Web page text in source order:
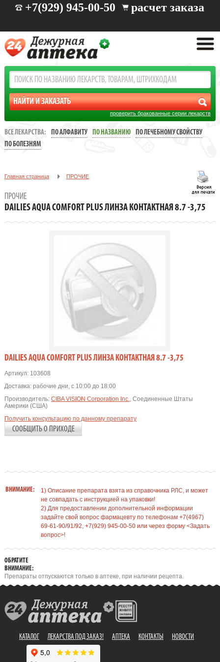
+7(929) 945-00-50 расчет заказа
проверить бракованные серии лекарств
ВСЕ ЛЕКАРСТВА: ПО АЛФАВИТУ ПО НАЗВАНИЮ
ПО ЛЕЧЕБНОМУ СВОЙСТВУ
ПО БОЛЕЗНЯМ
Главная страница ПРОЧИЕ
ПРОЧИЕ
DAILIES AQUA COMFORT PLUS ЛИНЗА КОНТАКТНАЯ 8.7 -3,75
DAILIES AQUA COMFORT PLUS ЛИНЗА КОНТАКТНАЯ 8.7 -3,75
Артикул:103608
Доставка: рабочие дни, с 10:00 до 18:00
Производитель: CIBA VISION Corporation Inc., Соединенные Штаты
Америки (США)
Получить консультацию по данному препарату
СООБЩИТЬ О ПРИХОДЕ
ВНИМАНИЕ:
1) Описание препарата взята из справочника РЛС, и может
не совпадать с инструкцией на упаковки!
2) Для предоставлении дополнительной информации
задайте свой вопрос фармацевту по телефонам +7(4967)
69-61-90/91/92, +7(929) 945-00-50 или через форму <Задать
вопрос>!
ОБРАТИТЕ
ВНИМАНИЕ:
Препараты отпускаются только в аптеке, при наличии рецепта.
КАТАЛОГ ЛЕКАРСТВА ПОД ЗАКАЗ! АПТЕКА КОНТАКТЫ НОВОСТИ